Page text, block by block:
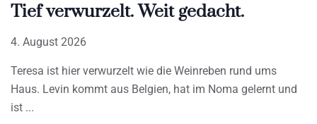
Tief verwurzelt. Weit gedacht.
4. August 2026
Teresa ist hier verwurzelt wie die Weinreben rund ums
Haus. Levin kommt aus Belgien, hat im Noma gelernt und
ist